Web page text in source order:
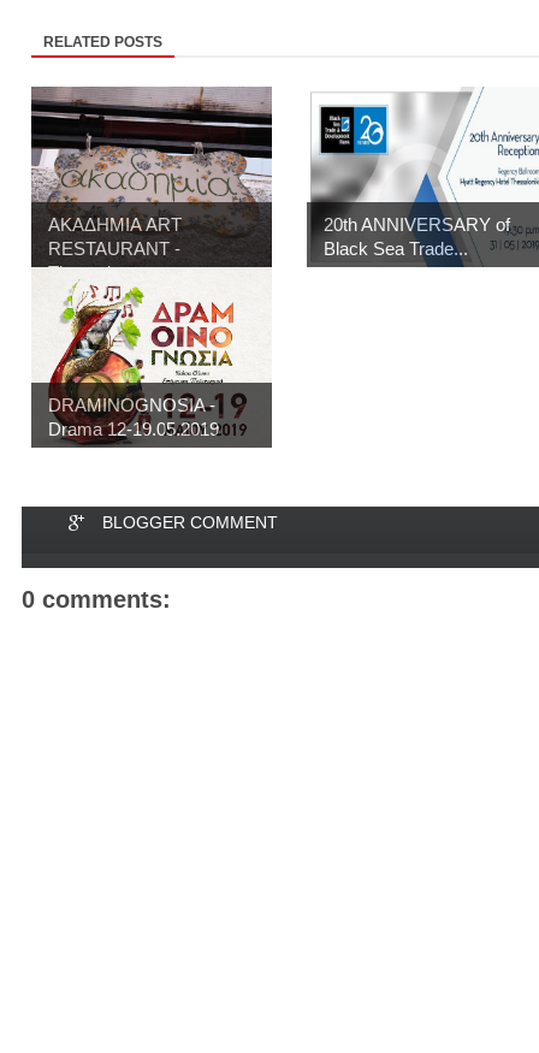
RELATED POSTS
ΑΚΑΔΗΜΙΑ ART
RESTAURANT -
Thessalon...
20th ANNIVERSARY of
Black Sea Trade...
DRAMINOGNOSIA -
Drama 12-19.05.2019
BLOGGER COMMENT
0 comments: